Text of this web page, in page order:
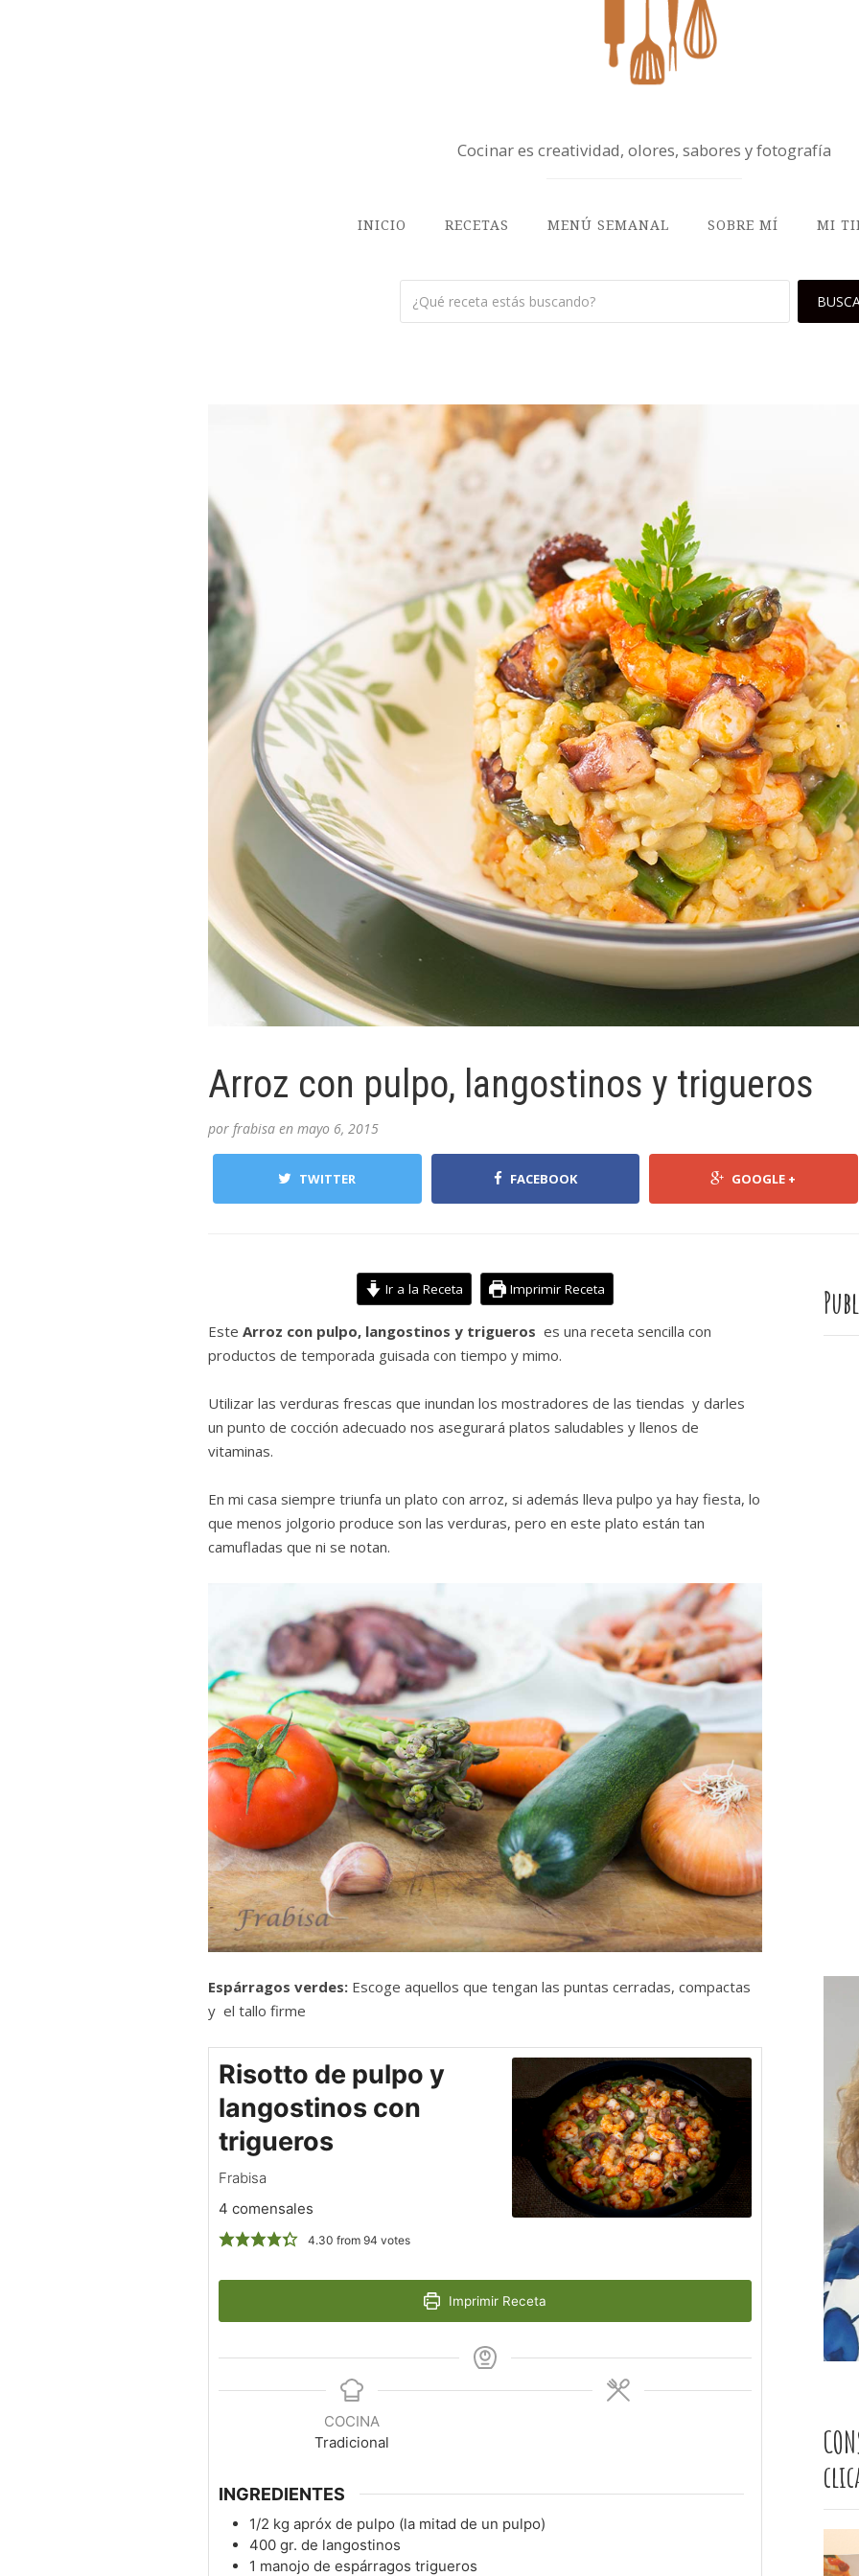
Cocinar es creatividad, olores, sabores y fotografía
INICIO RECETAS MENÚ SEMANAL SOBRE MÍ MI
Arroz con pulpo, langostinos y trigueros
por frabisa en mayo 6, 2015
TWITTER FACEBOOK GOOGLE +
Ir a la Receta Imprimir Receta
Este Arroz con pulpo, langostinos y trigueros es una receta sencilla con
productos de temporada guisada con tiempo y mimo.
Utilizar las verduras frescas que inundan los mostradores de las tiendas y darles
un punto de cocción adecuado nos asegurará platos saludables y llenos de
vitaminas.
En mi casa siempre triunfa un plato con arroz, si además lleva pulpo ya hay fiesta, lo
que menos jolgorio produce son las verduras, pero en este plato están tan
camufladas que ni se notan.
Espárragos verdes: Escoge aquellos que tengan las puntas cerradas, compactas
y el tallo firme
Risotto de pulpo y
langostinos con
trigueros
Frabisa
4 comensales
4.30 from 94 votes
Imprimir Receta
COCINA
Tradicional
INGREDIENTES
1/2 kg apróx de pulpo (la mitad de un pulpo)
400 gr. de langostinos
1 manojo de espárragos trigueros